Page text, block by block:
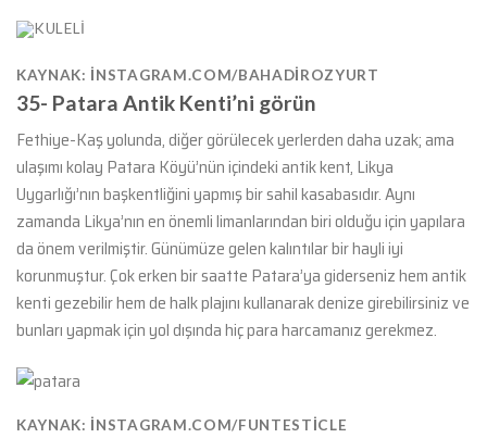
KAYNAK: INSTAGRAM.COM/BAHADIROZYURT
35- Patara Antik Kenti’ni görün
Fethiye-Kaş yolunda, diğer görülecek yerlerden daha uzak; ama
ulaşımı kolay Patara Köyü’nün içindeki antik kent, Likya
Uygarlığı’nın başkentliğini yapmış bir sahil kasabasıdır. Aynı
zamanda Likya’nın en önemli limanlarından biri olduğu için yapılara
da önem verilmiştir. Günümüze gelen kalıntılar bir hayli iyi
korunmuştur. Çok erken bir saatte Patara’ya giderseniz hem antik
kenti gezebilir hem de halk plajını kullanarak denize girebilirsiniz ve
bunları yapmak için yol dışında hiç para harcamanız gerekmez.
KAYNAK: INSTAGRAM.COM/FUNTESTICLE